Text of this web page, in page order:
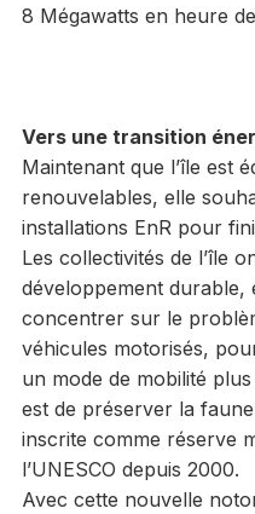
8 Mégawatts en heure
Vers une transition
Maintenant que l’île est
renouvelables, elle
installations EnR pour
Les collectivités de l’île
développement durable,
concentrer sur le
véhicules motorisés,
un mode de mobilité
est de préserver la
inscrite comme réserve
l’UNESCO depuis 2000.
Avec cette nouvelle